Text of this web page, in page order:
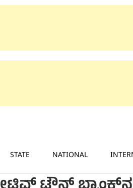
STATE NATIONAL